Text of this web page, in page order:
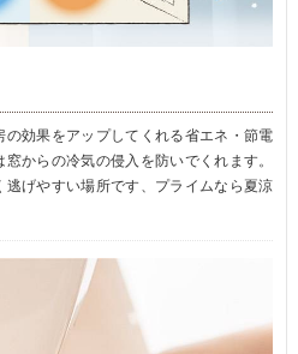
効果をアップしてくれる省エネ・節電
からの冷気の侵入を防いでくれます。
げやすい場所です、プライムなら夏涼